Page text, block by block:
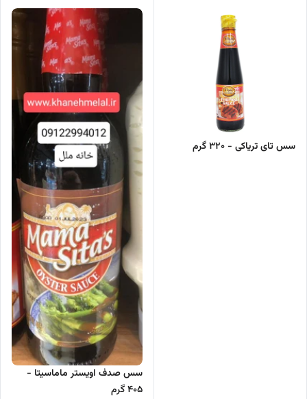
سس تای تریاکی - 320 گرم
سس صدف اویستر ماماسیتا -
405 گرم